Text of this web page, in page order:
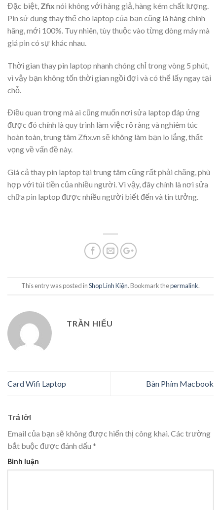
Đặc biệt, Zfix nói không với hàng giả, hàng kém chất lượng.
Pin sử dụng thay thế cho laptop của bạn cũng là hàng chính
hãng, mới 100%. Tuy nhiên, tùy thuộc vào từng dòng máy mà
giá pin có sự khác nhau.
Thời gian thay pin laptop nhanh chóng chỉ trong vòng 5 phút,
vì vậy bạn không tốn thời gian ngồi đợi và có thể lấy ngay tại
chỗ.
Điều quan trọng mà ai cũng muốn nơi sửa laptop đáp ứng
được đó chính là quy trình làm việc rõ ràng và nghiêm túc
hoàn toàn, trung tâm Zfix.vn sẽ không làm bạn lo lắng, thất
vọng về vấn đề này.
Giá cả thay pin laptop tại trung tâm cũng rất phải chăng, phù
hợp với túi tiền của nhiều người. Vì vậy, đây chính là nơi sửa
chữa pin laptop được nhiều người biết đến và tin tưởng.
This entry was posted inShop Linh Kiện. Bookmark thepermalink.
TRẦN HIẾU
Card Wifi Laptop Bàn Phím Macbook
Trả lời
Email của bạn sẽ không được hiển thị công khai. Các trường
bắt buộc được đánh dấu *
Bình luận